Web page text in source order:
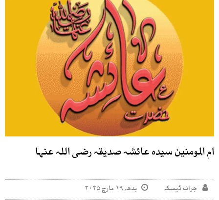
ام المومنین سیدہ عائشہ صدیقہ رضی اللہ عنہا
جرات ڈیسک بدھ, ۱۹ مارچ ۲۰۲۵